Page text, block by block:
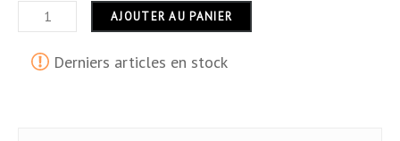
AJOUTER AU PANIER
Derniers articles en stock
Tactile NON
Garantie 24 mois